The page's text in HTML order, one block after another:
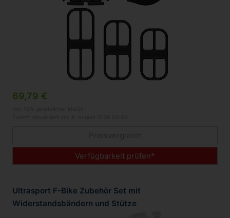
69,79 €
Verfügbarkeit prüfen*
Ultrasport F-Bike Zubehör Set mit
Widerstandsbändern und Stütze